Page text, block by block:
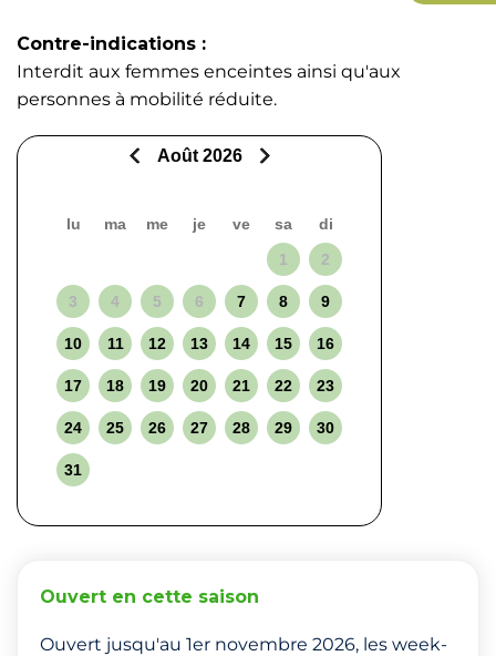
Contre-indications :
Interdit aux femmes enceintes ainsi qu'aux
personnes à mobilité réduite.
Août 2026
lu ma me je ve sa
di
1
2
3 4 5 6 7 8 9
10 11 12 13 14 15 16
17 18 19 20 21 22 23
24 25 26 27 28 29 30
31
Ouvert en cette saison
Ouvert jusqu'au 1er novembre 2026, les week-